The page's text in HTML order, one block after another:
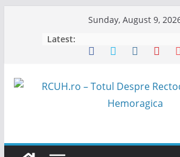
Sunday, August 9,
Latest: